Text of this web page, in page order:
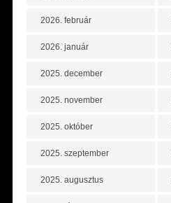
2026. február
2026. január
2025. december
2025. november
2025. október
2025. szeptember
2025. augusztus